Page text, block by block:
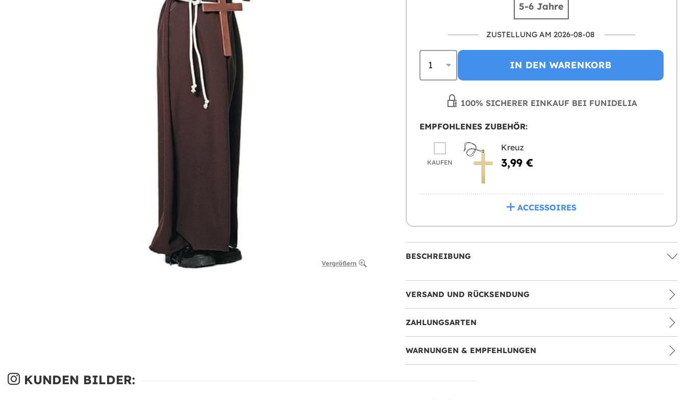
Vergrößern
5-6 Jahre
ZUSTELLUNG AM 2026-08-08
IN DEN WARENKORB
100% SICHERER EINKAUF BEI FUNIDELIA
EMPFOHLENES ZUBEHÖR:
KAUFEN
Kreuz
3,99 €
ACCESSOIRES
BESCHREIBUNG
VERSAND UND RÜCKSENDUNG
ZAHLUNGSARTEN
WARNUNGEN & EMPFEHLUNGEN
KUNDEN BILDER: